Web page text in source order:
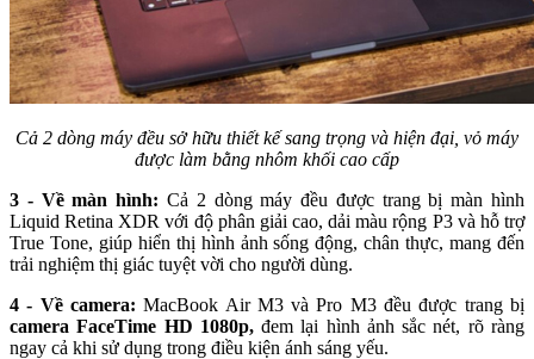
Cả 2 dòng máy đều sở hữu thiết kế sang trọng và hiện đại, vỏ máy
được làm bằng nhôm khối cao cấp
3 - Về màn hình: Cả 2 dòng máy đều được trang bị màn hình
Liquid Retina XDR với độ phân giải cao, dải màu rộng P3 và hỗ trợ
True Tone, giúp hiển thị hình ảnh sống động, chân thực, mang đến
trải nghiệm thị giác tuyệt vời cho người dùng.
4 - Về camera:MacBook Air M3 và Pro M3 đều được trang bị
camera FaceTime HD 1080p,đem lại hình ảnh sắc nét, rõ ràng
ngay cả khi sử dụng trong điều kiện ánh sáng yếu.